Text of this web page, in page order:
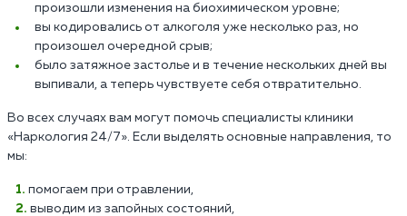
произошли изменения на биохимическом уровне;
вы кодировались от алкоголя уже несколько раз, но
произошел очередной срыв;
было затяжное застолье и в течение нескольких дней вы
выпивали, а теперь чувствуете себя отвратительно.
Во всех случаях вам могут помочь специалисты клиники
«Наркология 24/7». Если выделять основные направления, то
мы:
помогаем при отравлении,
выводим из запойных состояний,